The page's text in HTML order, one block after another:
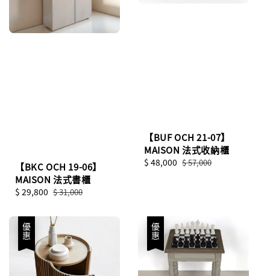
【BKC OCH 19-06】
MAISON 法式書櫃
Sale
$ 29,800 Regular
$ 31,000
【BUF OCH 21-07】
MAISON 法式收納櫃
Sale
$ 48,000 Regular
$ 57,000
優惠 優惠